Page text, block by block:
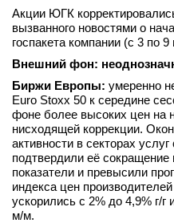
Акции ЮГК
вызванного новостями о
госпакета компании (с 3 по
Внешний фон:
Биржи Европы: умеренно
Euro Stoxx 50 к середине
фоне более высоких цен на
нисходящей коррекции.
активности в секторах
подтвердили её
показатели и превысили
индекса цен
ускорились с 2% до 4,9% г/
м/м.